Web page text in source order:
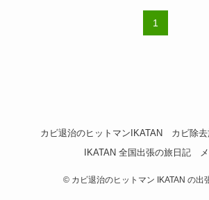
1
カビ退治のヒットマンIKATAN
カビ除
IKATAN 全国出張の旅日記
© カビ退治のヒットマン IKATAN の出